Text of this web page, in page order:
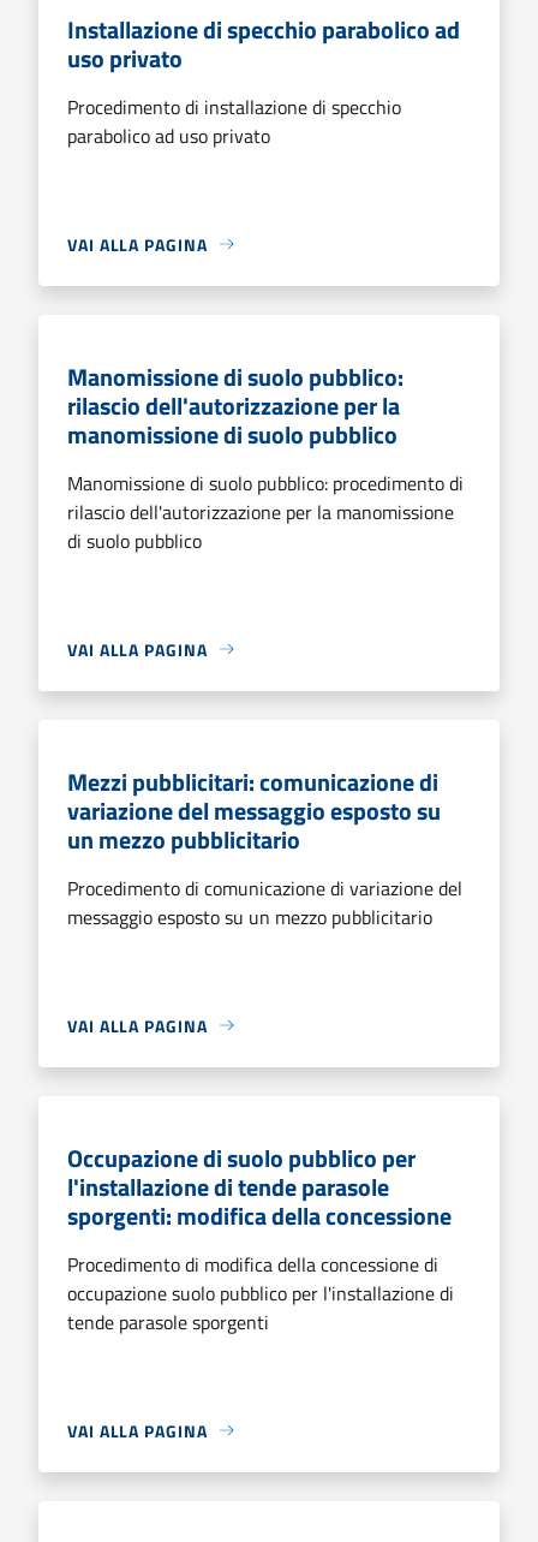
Installazione di specchio parabolico ad
uso privato
Procedimento di installazione di specchio
parabolico ad uso privato
VAI ALLA PAGINA
Manomissione di suolo pubblico:
rilascio dell'autorizzazione per la
manomissione di suolo pubblico
Manomissione di suolo pubblico: procedimento di
rilascio dell'autorizzazione per la manomissione
di suolo pubblico
VAI ALLA PAGINA
Mezzi pubblicitari: comunicazione di
variazione del messaggio esposto su
un mezzo pubblicitario
Procedimento di comunicazione di variazione del
messaggio esposto su un mezzo pubblicitario
VAI ALLA PAGINA
Occupazione di suolo pubblico per
l'installazione di tende parasole
sporgenti: modifica della concessione
Procedimento di modifica della concessione di
occupazione suolo pubblico per l'installazione di
tende parasole sporgenti
VAI ALLA PAGINA